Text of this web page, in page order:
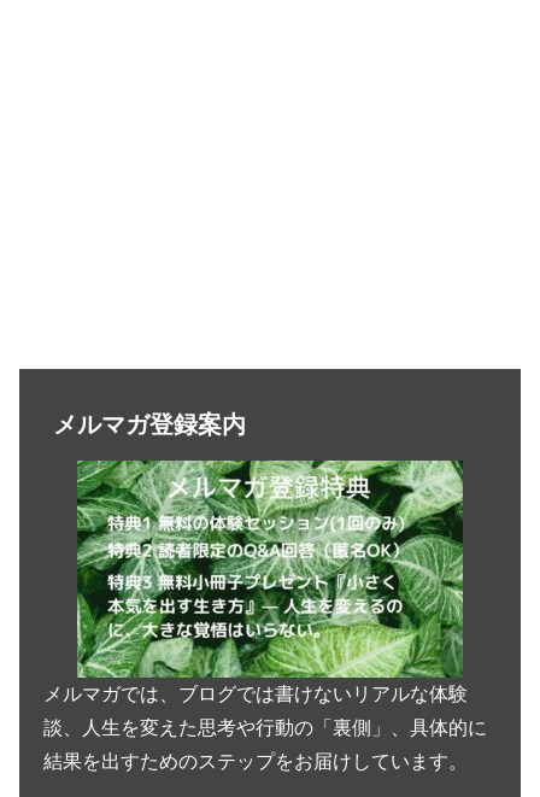
メルマガ登録案内
メルマガでは、ブログでは書けないリアルな体験
談、人生を変えた思考や行動の「裏側」、具体的に
結果を出すためのステップをお届けしています。